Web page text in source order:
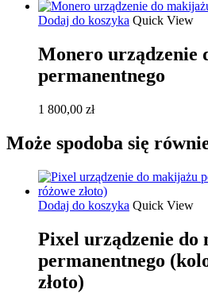
Dodaj do koszyka Quick View
Monero urządzenie
permanentnego
1 800,00 zł
Może spodoba się
Dodaj do koszyka Quick View
Pixel urządzenie do
permanentnego
złoto)